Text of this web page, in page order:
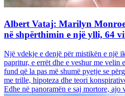
Albert Vataj: Marilyn
në shpërthimin e një ylli, 64
Një vdekje e denjë për mistikën e një
papritur, e errët dhe e veshur me velin
fund që la pas më shumë pyetje se
me trille, hipoteza dhe teori
Edhe në panoramën e saj mortore,